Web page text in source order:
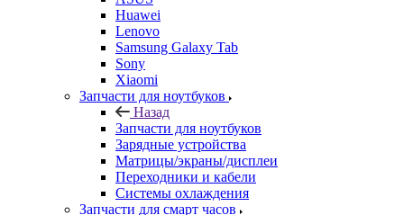
Huawei
Lenovo
Samsung Galaxy Tab
Sony
Xiaomi
Запчасти для ноутбуков
Назад
Запчасти для ноутбуков
Зарядные устройства
Матрицы/экраны/дисплеи
Переходники и кабели
Системы охлаждения
Запчасти для смарт часов